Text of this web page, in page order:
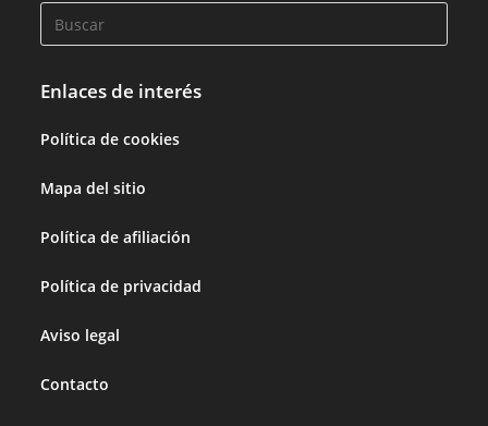
Enlaces de interés
Política de cookies
Mapa del sitio
Política de afiliación
Política de privacidad
Aviso legal
Contacto